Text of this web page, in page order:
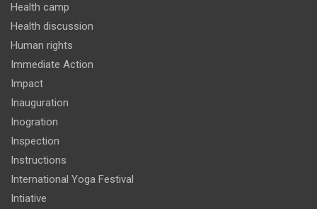
Health camp
Health discussion
Human rights
Immediate Action
Impact
Inauguration
Inogration
Inspection
Instructions
International Yoga Festival
Intiative